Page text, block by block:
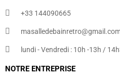
+33 144090665​
lundi - Vendredi : 10h -13h /
NOTRE ENTREPRISE